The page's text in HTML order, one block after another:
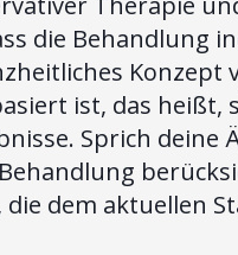
die Behandlung
Konzept
ist, das heißt,
Sprich deine
dem aktuellen